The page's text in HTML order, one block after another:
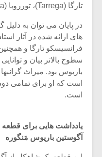
تارگا (Tarrega)، تورروبا (Torroba) و تورینا (Turina)
در پایان می توان به
های ارائه شده در آثار
فرانسیسکو تارگا و
سطوح بالاتر بیان و
باریوس بود. میراث
است که او برای تمامی
است.
آگوستین باریوس مَنگوره